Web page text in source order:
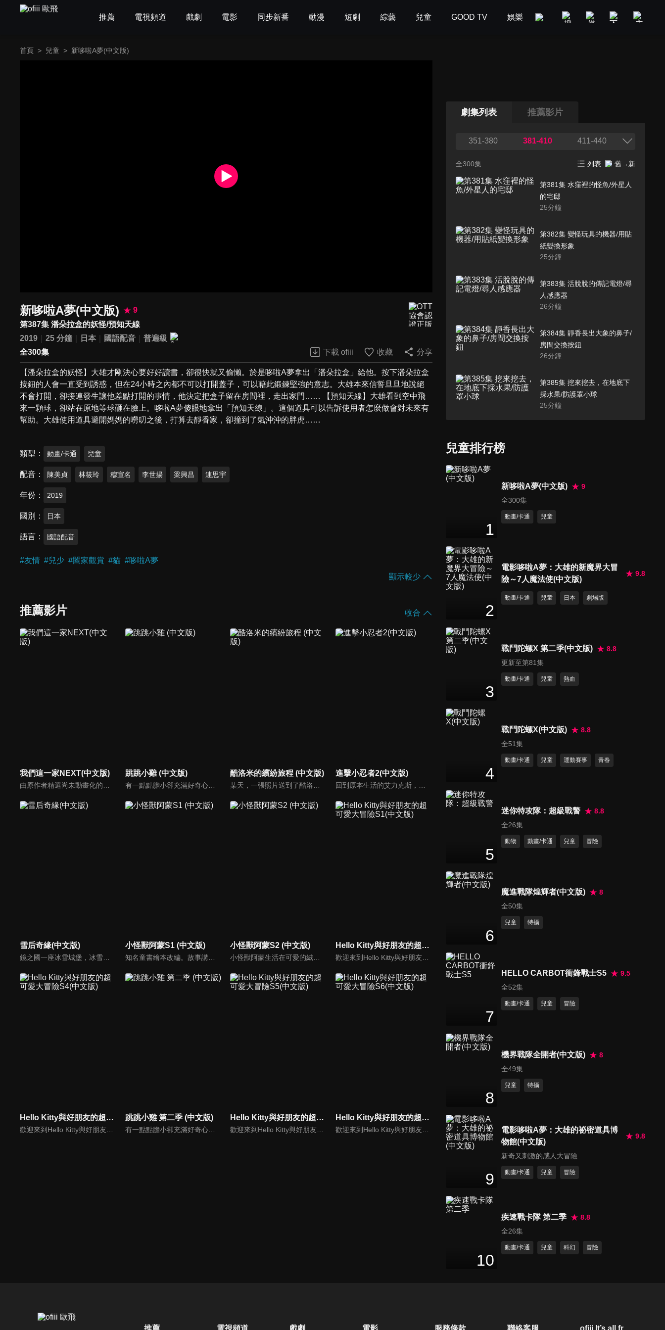
推薦 電視頻道 戲劇 電影 同步新番 動漫 短劇 綜藝 兒童 GOOD TV 娛樂 美食旅遊 新聞政論
首頁 > 兒童 > 新哆啦A夢(中文版)
新哆啦A夢(中文版)
9
第387集 潘朵拉盒的妖怪/預知天線
2019
25 分鐘 日本 國語配音
普遍級
全300集
下載 ofiii 收藏 分享
【潘朵拉盒的妖怪】大雄才剛決心要好好讀書，卻很快就又偷懶。於是哆啦A夢拿出「潘朵拉盒」給他。按下潘朵拉盒
按鈕的人會一直受到誘惑，但在24小時之內都不可以打開蓋子，可以藉此鍛鍊堅強的意志。大雄本來信誓旦旦地說絕
不會打開，卻接連發生讓他差點打開的事情，他決定把盒子留在房間裡，走出家門…… 【預知天線】大雄看到空中飛
來一顆球，卻站在原地等球砸在臉上。哆啦A夢傻眼地拿出「預知天線」。這個道具可以告訴使用者怎麼做會對未來有
幫助。大雄使用道具避開媽媽的嘮叨之後，打算去靜香家，卻撞到了氣沖沖的胖虎……
類型 動畫/卡通 兒童
配音 陳美貞 林筱玲 穆宣名 李世揚 梁興昌 連思宇
年份 2019
國別 日本
語言 國語配音
#友情 #兒少 #闔家觀賞 #貓 #哆啦A夢
顯示較少
推薦影片 收合
我們這一家NEXT(中文版) 跳跳小雞 (中文版)
有一點點膽小卻充滿好奇心的「帶骨雞」，和總是用小跳步靠過來的舞蹈老師「小跳步青蛙老師」，以及其他具有獨特個性的夥伴們跳舞大活耀！在家裡和各種地方以「身體動了，心也舞動了起來♪」為主題的角色人物。這是關於不可思議的夥伴們與愉快舞蹈的故事。
酷洛米的繽紛旅程 (中文版) 進擊小忍者2(中文版)
雪后奇緣(中文版) 小怪獸阿蒙S1 (中文版)
知名童書繪本改編。故事講述的是小怪獸阿蒙醜醜的外表下，有著一顆敏感細膩的心。他希望有人能愛他，包容他，陪伴他，愛他本來的樣子。這個系列圍繞“愛”的主題，恰恰是父母對孩子所有愛的表現。
小怪獸阿蒙S2 (中文版) Hello Kitty與好朋友的超可愛大冒險S1(中文版)
歡迎來到Hello Kitty與好朋友的超可愛大冒險!與Hello Kitty, 大眼蛙, 酷企鵝, 美樂蒂, 布丁狗還有酷洛米, 準備和朋友們一起經歷有趣的冒險吧!
Hello Kitty與好朋友的超可愛大冒險S4(中文版)
歡迎來到Hello Kitty與好朋友的超可愛大冒險!與Hello Kitty, 大眼蛙, 酷企鵝, 美樂蒂, 布丁狗還有酷洛米, 準備和朋友們一起經歷有趣的冒險吧!
跳跳小雞 第二季 (中文版)
有一點點膽小卻充滿好奇心的"帶骨雞"，和總是用小跳步靠過來的舞蹈老師"小跳步青蛙老師"，以及其他具有獨特個性的夥伴們跳舞大活耀！在家裡和各種地方以「身體動了，心也舞動了起來♪」為主題。
Hello Kitty與好朋友的超可愛大冒險S5(中文版)
歡迎來到Hello Kitty與好朋友的超可愛大冒險!與Hello Kitty, 大眼蛙, 酷企鵝, 美樂蒂, 布丁狗還有酷洛米, 準備和朋友們一起經歷有趣的冒險吧!
Hello Kitty與好朋友的超可愛大冒險S6(中文版)
歡迎來到Hello Kitty與好朋友的超可愛大冒險!與Hello Kitty, 大眼蛙, 酷企鵝, 美樂蒂, 布丁狗還有酷洛米, 準備和朋友們一起經歷有趣的冒險吧!
劇集列表 推薦影片
351-380 381-410 411-440
全300集 列表 舊→新
第381集 水窪裡的怪魚/外星人
的宅邸
25分鐘
第382集 變怪玩具的機器/用貼
紙變換形象
25分鐘
第383集 活脫脫的傳記電燈/尋
人感應器
26分鐘
第384集 靜香長出大象的鼻子/
房間交換按鈕
26分鐘
第385集 挖來挖去，在地底下
採水果/防護罩小球
25分鐘
第387集 潘朵拉盒的妖怪/預知
天線
第389集 布巾計程車/隨時隨地
25分鐘
25分鐘
第391集 超級英雄披風/杜鵑蛋
第392集 拯救南極企鵝/日期變
線
25分鐘
第397集 一寸大雄的餓鬼討伐/
分鐘
第400集 雪與恐龍/致虹谷夢子
小姐
23
第401集 迷路的泡泡
第402集 歡迎來到布景城堡/妖
25分鐘
兒童排行榜
1
新哆啦A夢(中文版)
9
全300集
動畫/卡通 兒童
2
電影哆啦A夢：大雄的新魔界大冒
險～7人魔法使(中文版)
9.8
動畫/卡通 兒童 日本 劇場版
3
戰鬥陀螺X 第二季(中文版)
8.8
更新至第81集
動畫/卡通 兒童 熱血
4
戰鬥陀螺X(中文版)
8.8
全51集
動畫/卡通 兒童 運動賽事 青春
5
迷你特攻隊：超級戰警
8.8
全26集
動物 動畫/卡通 兒童 冒險
6
魔進戰隊煌輝者(中文版)
8
全50集
兒童 特攝
7
HELLO CARBOT衝鋒戰士S5
9.5
全52集
動畫/卡通 兒童 冒險
8
機界戰隊全開者(中文版)
8
全49集
兒童 特攝
9
電影哆啦A夢：大雄的祕密道具博
物館(中文版)
9.8
新奇又刺激的感人大冒險
動畫/卡通 兒童 冒險
10
疾速戰卡隊 第二季
8.8
全26集
動畫/卡通 兒童 科幻 冒險
推薦 電視頻道 戲劇 電影 服務條款 聯絡客服